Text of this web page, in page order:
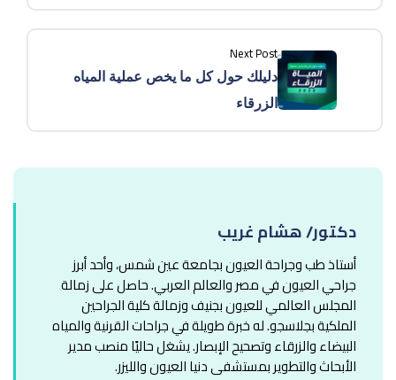
Next Post
دليلك حول كل ما يخص عملية المياه
الزرقاء
دكتور/ هشام غريب
أستاذ طب وجراحة العيون بجامعة عين شمس، وأحد أبرز
جراحي العيون في مصر والعالم العربي. حاصل على زمالة
المجلس العالمي للعيون بجنيف وزمالة كلية الجراحين
الملكية بجلاسجو. له خبرة طويلة في جراحات القرنية والمياه
البيضاء والزرقاء وتصحيح الإبصار. يشغل حاليًا منصب مدير
الأبحاث والتطوير بمستشفى دنيا العيون والليزر.